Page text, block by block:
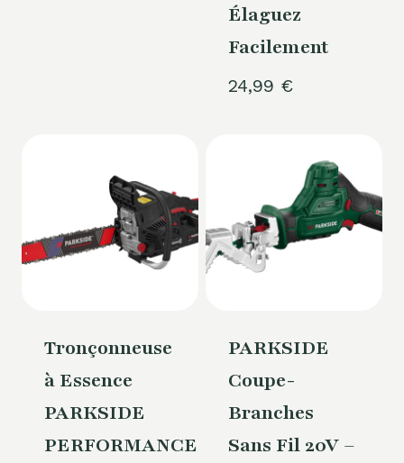
Élaguez
Facilement
24,99 €
Tronçonneuse
à Essence
PARKSIDE
PERFORMANCE®
PARKSIDE
Coupe-
Branches
Sans Fil 20V –